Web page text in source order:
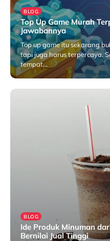
BLOG
Top Up Game Murah
Jawabannya
Top up game itu sekarang
tapi juga harus terpercaya.
tempat…
Juni 23,
BLOG
Ide Produk Minuman
Bernilai Jual Tinggi